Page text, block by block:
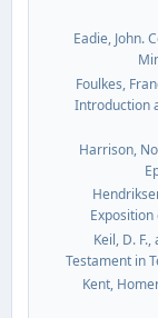
Eadie, John.
Foulkes,
Introduction
Harrison,
Exposition
Keil, D.
Testament in
Kent,